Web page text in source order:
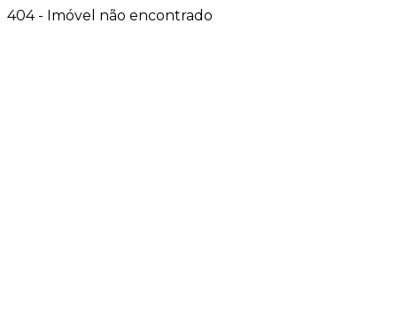
404 - Imóvel não encontrado